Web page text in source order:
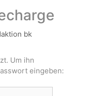
bk
Um ihn
eingeben: